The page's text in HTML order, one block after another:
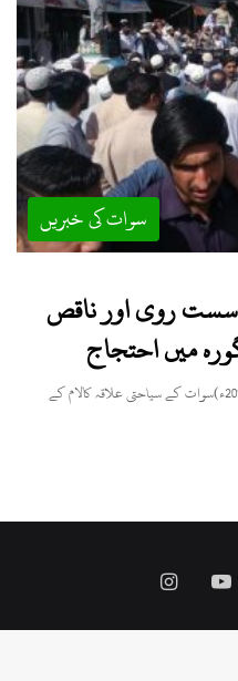
سوات کی خبریں
سست روی اور ناقص
میں احتجاج
سوات(زما سوات ڈاٹ کام ، تازہ ترین۔ 19 اپریل 2018ء)سوات کے سیاحتی علاقہ کالام کے
YouTube